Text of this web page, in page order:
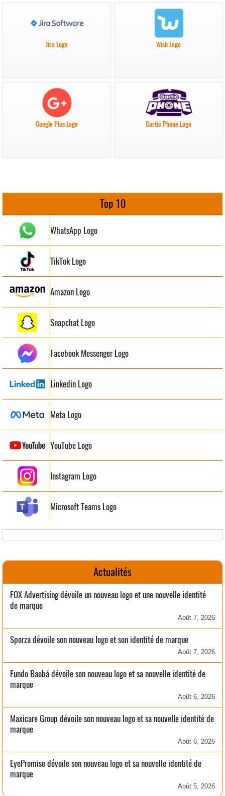
Jira Logo Wish Logo
Google Plus Logo Gartic Phone Logo
Top 10
WhatsApp Logo
TikTok Logo
Amazon Logo
Snapchat Logo
Facebook Messenger Logo
Linkedin Logo
Meta Logo
YouTube Logo
Instagram Logo
Microsoft Teams Logo
Actualités
FOX Advertising dévoile un nouveau logo et une nouvelle identité
de marque
Août 7, 2026
Sporza dévoile son nouveau logo et son identité de marque
Août 7, 2026
Fundo Baobá dévoile son nouveau logo et sa nouvelle identité de
marque
Août 6, 2026
Maxicare Group dévoile son nouveau logo et sa nouvelle identité de
marque
Août 6, 2026
EyePromise dévoile son nouveau logo et sa nouvelle identité de
marque
Août 5, 2026